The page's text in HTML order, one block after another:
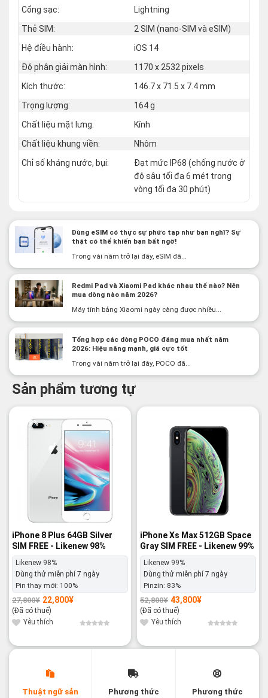
Cổng sạc:
Lightning
Thẻ SIM:
2 SIM (nano‑SIM và eSIM)
Hệ điều hành:
iOS 14
Độ phân giải màn hình:
1170 x 2532 pixels
Kích thước:
146.7 x 71.5 x 7.4 mm
Trọng lượng:
164 g
Chất liệu mặt lưng:
Kính
Chất liệu khung viền:
Nhôm
Chỉ số kháng nước, bụi:
Đạt mức IP68 (chống nước ở
độ sâu tối đa 6 mét trong
vòng tối đa 30 phút)
Dùng eSIM có thực sự phức tạp như bạn nghĩ? Sự
thật có thể khiến bạn bất ngờ!
Trong vài năm trở lại đây, eSIM đã...
Redmi Pad và Xiaomi Pad khác nhau thế nào? Nên
mua dòng nào năm 2026?
Máy tính bảng Xiaomi ngày càng được nhiều...
Tổng hợp các dòng POCO đáng mua nhất năm
2026: Hiệu năng mạnh, giá cực tốt
Trong vài năm trở lại đây, POCO đã...
Sản phẩm tương tự
-18%
iPhone 8 Plus 64GB Silver
SIM FREE - Likenew 98%
Likenew 98%
Dùng thử miễn phí 7 ngày
Pin thay mới: 100%
27,800¥
Giá
gốc
là:
27,800¥.
22,800¥
Giá
hiện
tại
là:
22,800¥.
(Đã có thuế)
Yêu thích
iPhone Xs Max 512GB Space
Gray SIM FREE - Likenew 99%
Likenew 99%
Dùng thử miễn phí 7 ngày
Pinzin: 83%
52,800¥
Giá
gốc
là:
52,800¥.
43,800¥
Giá
hiện
tại
là:
43,800¥.
(Đã có thuế)
Yêu thích
Thuật ngữ sản
Phương thức
Phương thức